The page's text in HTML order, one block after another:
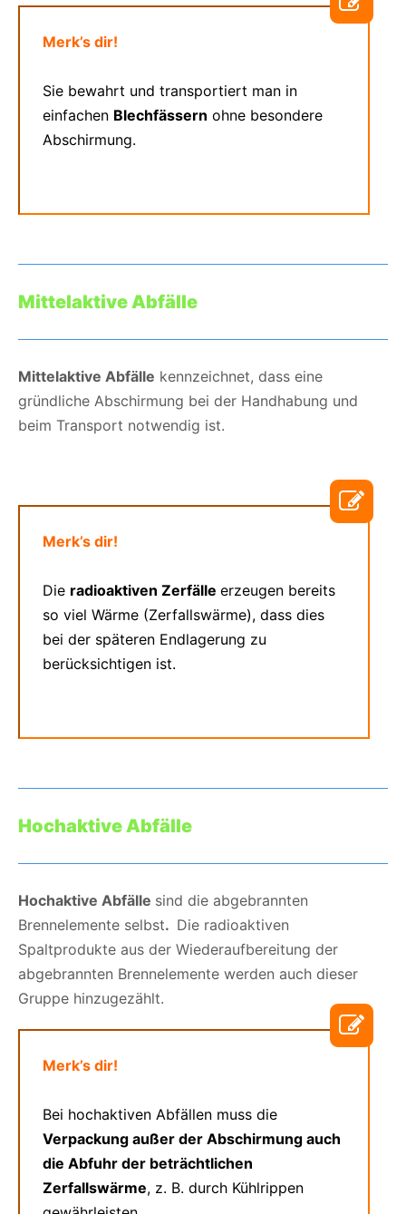
Merk’s dir!
Sie bewahrt und transportiert man in
einfachen Blechfässern ohne besondere
Abschirmung.
Mittelaktive Abfälle
Mittelaktive Abfälle kennzeichnet, dass eine
gründliche Abschirmung bei der Handhabung und
beim Transport notwendig ist.
Merk’s dir!
Die radioaktiven Zerfälle erzeugen bereits
so viel Wärme (Zerfallswärme), dass dies
bei der späteren Endlagerung zu
berücksichtigen ist.
Hochaktive Abfälle
Hochaktive Abfälle sind die abgebrannten
Brennelemente selbst. Die radioaktiven
Spaltprodukte aus der Wiederaufbereitung der
abgebrannten Brennelemente werden auch dieser
Gruppe hinzugezählt.
Merk’s dir!
Bei hochaktiven Abfällen muss die
Verpackung außer der Abschirmung auch
die Abfuhr der beträchtlichen
Zerfallswärme, z. B. durch Kühlrippen